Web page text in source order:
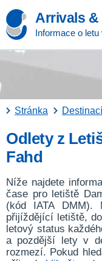
Arrivals &
Informace o
Stránka Destinací
Odlety z
Fahd
Níže najdete
čase pro letiště
(kód IATA DMM).
přijíždějící letiště,
letový status
a pozdější lety v
rozmezí. Pokud